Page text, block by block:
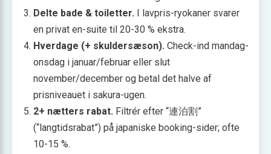
Delte bade & toiletter. I lavpris-ryokaner svarer
en privat en-suite til 20-30 % ekstra.
Hverdage (+ skuldersæson). Check-ind mandag-
onsdag i januar/februar eller slut
november/december og betal det halve af
prisniveauet i sakura-ugen.
2+ nætters rabat. Filtrér efter “連泊割”
(“langtidsrabat”) på japaniske booking-sider; ofte
10-15 %.